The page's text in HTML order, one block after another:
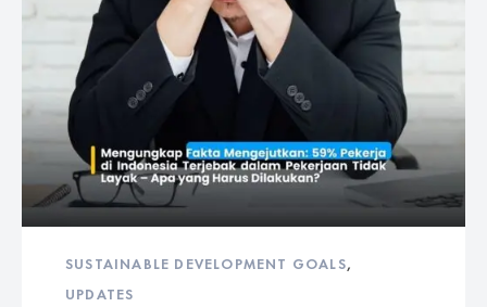
SUSTAINABLE DEVELOPMENT GOALS,
UPDATES